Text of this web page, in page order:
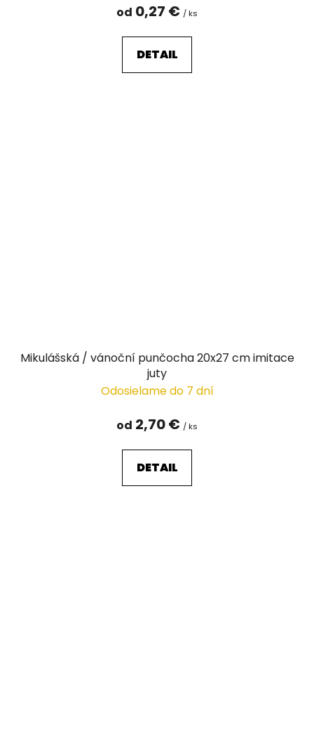
od 0,27 € / ks
DETAIL
Mikulášská / vánoční punčocha 20x27 cm imitace
juty
Odosielame do 7 dní
od 2,70 € / ks
DETAIL